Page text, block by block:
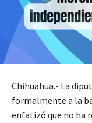
Chihuahua.- La
formalmente a la
enfatizó que no ha